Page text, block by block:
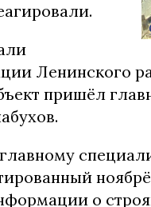
Ленинского
пришёл
о